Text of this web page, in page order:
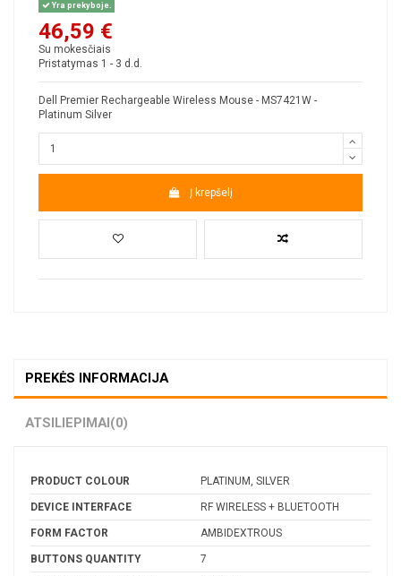
Yra prekyboje.
46,59 €
Su mokesčiais
Pristatymas 1 - 3 d.d.
Dell Premier Rechargeable Wireless Mouse - MS7421W -
Platinum Silver
Į krepšelį
PREKĖS INFORMACIJA
ATSILIEPIMAI(0)
PRODUCT COLOUR PLATINUM, SILVER
DEVICE INTERFACE RF WIRELESS + BLUETOOTH
FORM FACTOR AMBIDEXTROUS
BUTTONS QUANTITY 7